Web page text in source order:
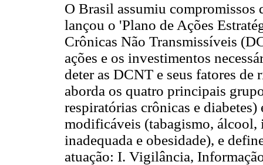
O Brasil assumiu compromissos
lançou o 'Plano de Ações
Crônicas Não Transmissíveis
ações e os investimentos
deter as DCNT e seus fatores
aborda os quatro principais
respiratórias crônicas e
modificáveis (tabagismo,
inadequada e obesidade), e
atuação: I. Vigilância,